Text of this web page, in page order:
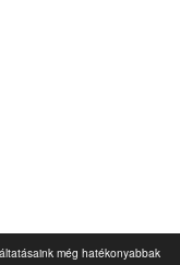
még hatékonyabbak